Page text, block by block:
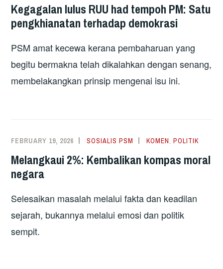
Kegagalan lulus RUU had tempoh PM: Satu
pengkhianatan terhadap demokrasi
PSM amat kecewa kerana pembaharuan yang
begitu bermakna telah dikalahkan dengan senang,
membelakangkan prinsip mengenai isu ini.
FEBRUARY 19, 2026 SOSIALIS PSM KOMEN,POLITIK
Melangkaui 2%: Kembalikan kompas moral
negara
Selesaikan masalah melalui fakta dan keadilan
sejarah, bukannya melalui emosi dan politik
sempit.